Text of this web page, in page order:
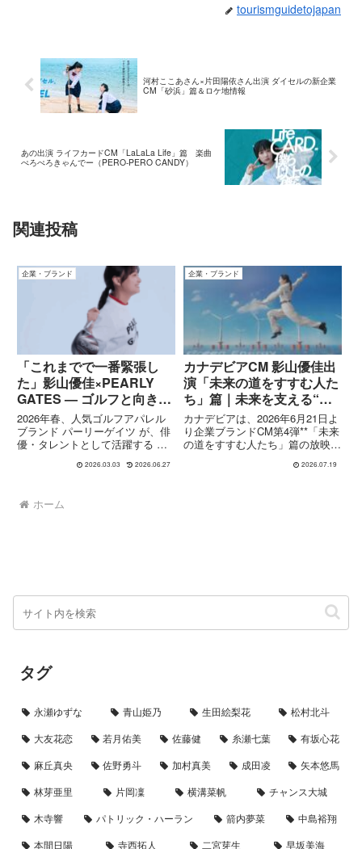
tourismguidetojapan
河村ここあさん×片田陽依さん出演 ダイセルの新企業
CM「砂浜」篇＆ロケ地情報
あの出演 ライフカードCM「LaLaLa Life」篇 楽曲
ぺろぺろきゃんでー（PERO-PERO CANDY）
関連投稿
企業・ブランド
「これまでで一番緊張し
た」影山優佳×PEARLY
GATES — ゴルフと向き合
う瞬間を映すオリジナルム
ービー
2026年春、人気ゴルフアパレル
ブランド パーリーゲイツ が、俳
優・タレントとして活躍する 影
ルムービーを公開しました。春ら
ートレッスンで磨くゴルフス...
2026.03.03 2026.06.27
企業・ブランド
カナデビアCM 影山優佳出
演「未来の道をすすむ人た
ち」篇｜未来を支える“働
く人”への想いを描く企業
ブランドCM
カナデビアは、2026年6月21日よ
り企業ブランドCM第4弾**「未来
の道をすすむ人たち」篇の放映を
山優佳さん**。CMでは「未来
2026.07.19
ホーム
タグ
永瀬ゆずな 青山姫乃 生田絵梨花
松村北斗
大友花恋
若月佑美 佐藤健 糸瀬七葉
有坂心花
麻丘真央
佐野勇斗 加村真美 成田凌
矢本悠馬
林芽亜里
片岡凜 横溝菜帆
チャンス大城
木寺響
パトリック・ハーラン 箭内夢菜
中島裕翔
本間日陽
寺西拓人 二宮芽生
早坂美海